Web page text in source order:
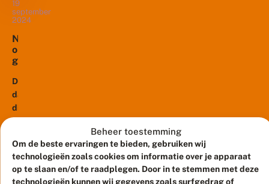
Beheer toestemming
Om de beste ervaringen te bieden, gebruiken wij
technologieën zoals cookies om informatie over je apparaat
op te slaan en/of te raadplegen. Door in te stemmen met deze
technologieën kunnen wij gegevens zoals surfgedrag of
i
e
?
zien
kregen
mooie
zonnige
vanaf...
o
o
g
j
e
s
d
e
w
i
n
e
r
i
n
plotselinge
vlinderpiek
september.
Opeens
je
heel
veel
ging
vooral
over
19
september
2024
N
o
g
t
e
e
d
o
n
t
z
De
dagpauwogen,
die
in
september
massaal
aanwezig
13
februari
2024